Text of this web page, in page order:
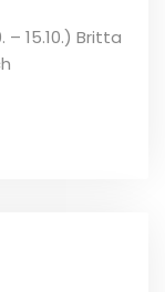
– 15.10.) Britta